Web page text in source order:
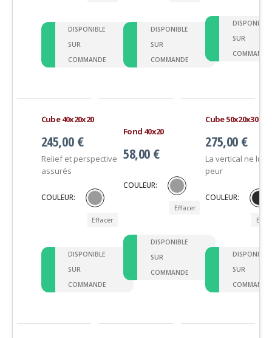
DISPONIBLE
SUR
COMMANDE
DISPONIBLE
SUR
COMMANDE
DISPONIBLE
SUR
COMMANDE
Cube 40x20x20
245,00€
Relief et perspective
assurés
COULEUR
Effacer
DISPONIBLE
SUR
COMMANDE
Fond 40x20
58,00€
COULEUR
Effacer
DISPONIBLE
SUR
COMMANDE
Cube 50x20x30
275,00€
La vertical ne lui
peur
COULEUR
DISPONIBLE
SUR
COMMANDE